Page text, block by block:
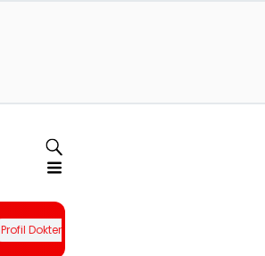
Profil Dokter